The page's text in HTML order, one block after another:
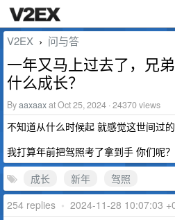
V2EX › 问与答
一年又马上过去了，兄
什么成长？
Byaaxaaxat Oct 25, 2024 · 24370 views
不知道从什么时候起 就感觉这世间过
我打算年前把驾照考了拿到手 你们呢？
成长
新年
驾照
254 replies • 2024-11-28 10:07:03